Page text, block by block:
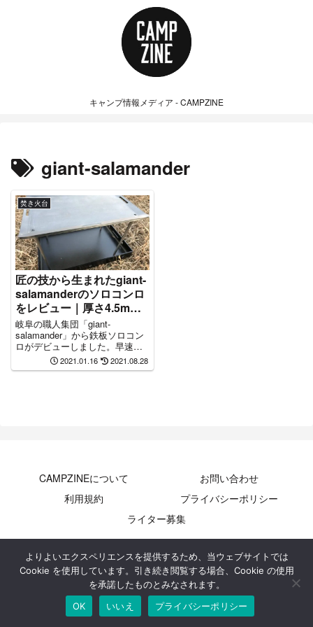
キャンプ情報メディア - CAMPZINE
giant-salamander
焚き火台
匠の技から生まれたgiant-
salamanderのソロコンロ
をレビュー｜厚さ4.5mm
の本格鉄板
岐阜の職人集団「giant-
salamander」から鉄板ソロコン
ロがデビューしました。早速、
レビュ...
2021.01.16 2021.08.28
CAMPZINEについて
お問い合わせ
利用規約
プライバシーポリシー
ライター募集
© 2020 キャンプジン.
ホーム 検索 トップ
よりよいエクスペリエンスを提供するため、当ウェブサイトでは
Cookie を使用しています。引き続き閲覧する場合、Cookie の使用
を承諾したものとみなされます。
OK
いいえ プライバシーポリシー